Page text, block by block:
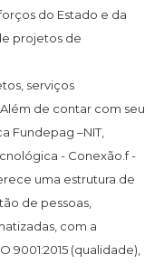
do Estado e da
projetos de
serviços
de contar com seu
Fundepag –NIT,
- Conexão.f -
uma estrutura de
de pessoas,
com a
9001:2015 (qualidade),